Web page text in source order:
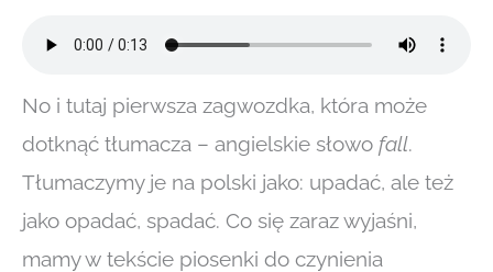
No i tutaj pierwsza zagwozdka, która może
dotknąć tłumacza – angielskie słowo fall.
Tłumaczymy je na polski jako: upadać, ale też
jako opadać, spadać. Co się zaraz wyjaśni,
mamy w tekście piosenki do czynienia